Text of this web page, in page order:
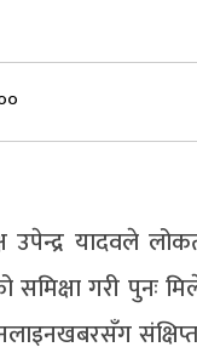
यादवले
गरी पुनः
संक्षिप्त